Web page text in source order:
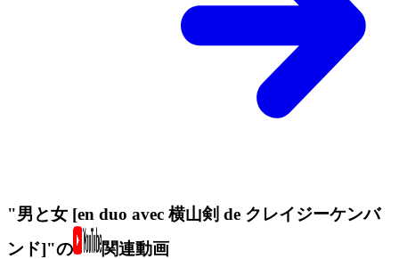
"男と女 [en duo avec 横山剣 de クレイジーケンバ
ンド]"の
関連動画